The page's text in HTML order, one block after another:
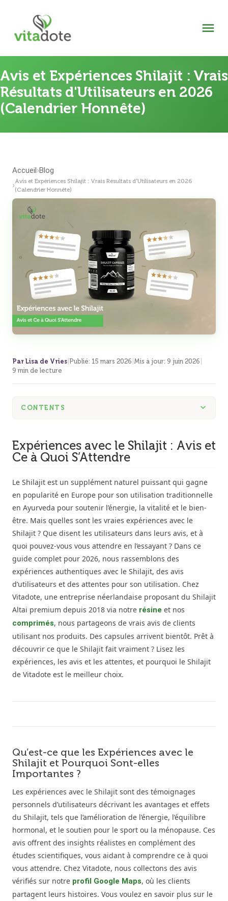
Avis et Expériences Shilajit : Vrais
Résultats d'Utilisateurs en 2026
(Calendrier Honnête)
Accueil›Blog
›Avis et Expériences Shilajit : Vrais Résultats d'Utilisateurs en 2026
(Calendrier Honnête)
Par Lisa de Vries Publié: 15 mars 2026 Mis à jour: 9 juin 2026
9 min de lecture
CONTENTS
Expériences avec le Shilajit : Avis et
Ce à Quoi S’Attendre
Le Shilajit est un supplément naturel puissant qui gagne
en popularité en Europe pour son utilisation traditionnelle
en Ayurveda pour soutenir l’énergie, la vitalité et le bien-
être. Mais quelles sont les vraies expériences avec le
Shilajit ? Que disent les utilisateurs dans leurs avis, et à
quoi pouvez-vous vous attendre en l’essayant ? Dans ce
guide complet pour 2026, nous rassemblons des
expériences authentiques avec le Shilajit, des avis
d’utilisateurs et des attentes pour son utilisation. Chez
Vitadote, une entreprise néerlandaise proposant du Shilajit
Altai premium depuis 2018 via notre résine et nos
comprimés, nous partageons de vrais avis de clients
utilisant nos produits. Des capsules arrivent bientôt. Prêt à
découvrir ce que le Shilajit fait vraiment ? Lisez les
expériences, les avis et les attentes, et pourquoi le Shilajit
de Vitadote est le meilleur choix.
Qu’est-ce que les Expériences avec le
Shilajit et Pourquoi Sont-elles
Importantes ?
Les expériences avec le Shilajit sont des témoignages
personnels d’utilisateurs décrivant les avantages et effets
du Shilajit, tels que l’amélioration de l’énergie, l’équilibre
hormonal, et le soutien pour le sport ou la ménopause. Ces
avis offrent des insights réalistes en complément des
études scientifiques, vous aidant à comprendre ce à quoi
vous attendre. Chez Vitadote, nous collectons des avis
vérifiés sur notre profil Google Maps, où les clients
partagent leurs histoires. Vous voulez en savoir plus sur le